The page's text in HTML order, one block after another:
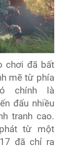
chơi đã bất
mẽ từ phía
chính là
đấu nhiều
tranh cao.
từ một
đã chỉ ra